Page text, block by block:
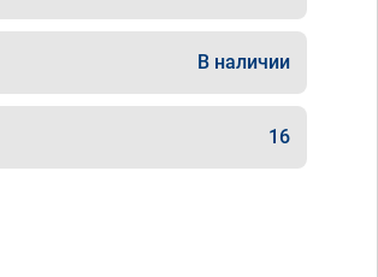
В наличии
16